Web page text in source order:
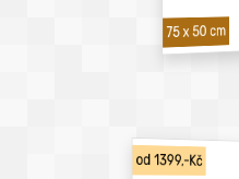
75 x 50 cm
od 1399,-Kč